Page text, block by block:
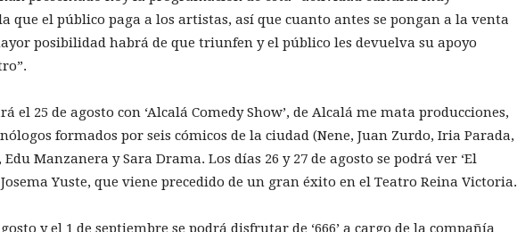
que el público paga a los artistas, así que cuanto antes se pongan a la venta
posibilidad habrá de que triunfen y el público les devuelva su apoyo
el 25 de agosto con ‘Alcalá Comedy Show’, de Alcalá me mata producciones,
formados por seis cómicos de la ciudad (Nene, Juan Zurdo, Iria Parada,
Edu Manzanera y Sara Drama. Los días 26 y 27 de agosto se podrá ver ‘El
Josema Yuste, que viene precedido de un gran éxito en el Teatro Reina Victoria.
y el 1 de septiembre se podrá disfrutar de ‘666’ a cargo de la compañía